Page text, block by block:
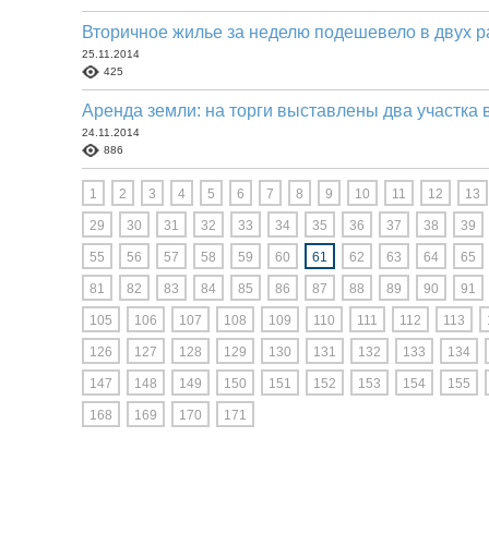
Вторичное жилье за неделю подешевело в двух
25.11.2014
425
Аренда земли: на торги выставлены два участка
24.11.2014
886
1 2 3 4 5 6 7 8 9 10 11 12 13
29 30 31 32 33 34 35 36 37 38 39
55 56 57 58 59 60 61 62 63 64 65
81 82 83 84 85 86 87 88 89 90 91
105 106 107 108 109 110 111 112 113
126 127 128 129 130 131 132 133 134
147 148 149 150 151 152 153 154 155
168 169 170 171